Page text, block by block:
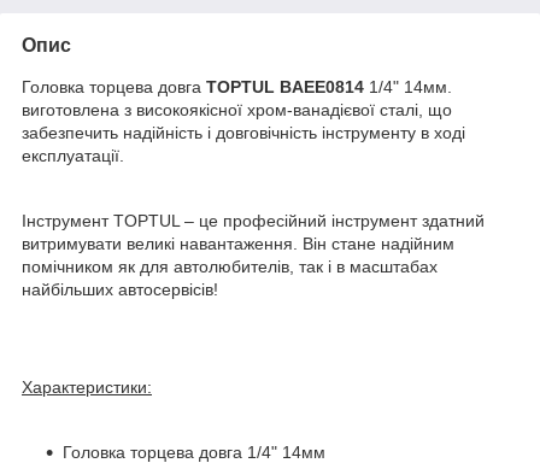
Опис
Головка торцева довга TOPTUL BAEE0814 1/4" 14мм.
виготовлена з високоякісної хром-ванадієвої сталі, що
забезпечить надійність і довговічність інструменту в ході
експлуатації.
Інструмент TOPTUL – це професійний інструмент здатний
витримувати великі навантаження. Він стане надійним
помічником як для автолюбителів, так і в масштабах
найбільших автосервісів!
Характеристики:
Головка торцева довга 1/4" 14мм